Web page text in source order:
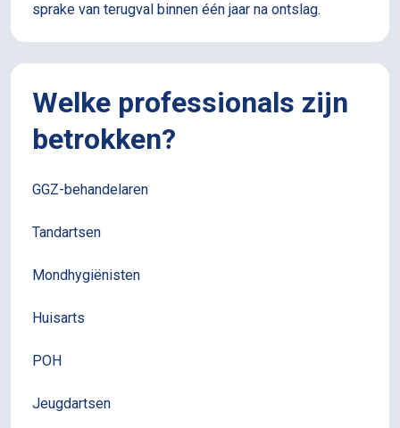
sprake van terugval binnen één jaar na ontslag.
Welke professionals zijn
betrokken?
GGZ-behandelaren
Tandartsen
Mondhygiënisten
Huisarts
POH
Jeugdartsen